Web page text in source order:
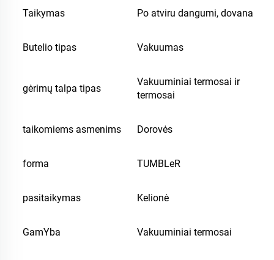
Taikymas Po atviru dangumi, dovana
Butelio tipas Vakuumas
gėrimų talpa tipas
Vakuuminiai termosai ir
termosai
taikomiems asmenims Dorovės
forma TUMBLeR
pasitaikymas Kelionė
GamYba Vakuuminiai termosai